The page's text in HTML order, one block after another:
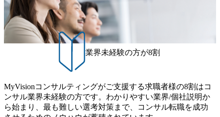
げれば常に新しいテーマのチャレンジ機会を提供している
（ワンプール制） そのため、全体の離職率10％以下、未経
験3年未満の離職率は0％と驚異の定着率を誇る 大手ファー
ムと同水準以上の報酬制度であり、ファーム経験者の場合
は、転職時報酬アップが基本 強く「個人」の成⾧を重視す
るカルチャーであり、昇進に枠もなく、今ならReadyになれ
ば上がれる環境となっている 安定した経営環境の下、コン
できる 豊富な経験を持つコンサル経験者の場合は、自らチ
ームを立ち上げることが可能 裁量をもった営業活動、デリ
バリー活動ができる(スタートアップとの協業、新規ソリュ
残業代をつけさせないといったことはしない DE&Iにおいて
は女性活用や外国人/高齢者/障碍者などさまざまなバックグ
ラウンドを持つメンバーの働く環境を整えている SDGsの推
進にも積極的で、プロボノ支援等を行っている 部活動も活
発で、多くのクラブが立ち上がっており、さまざまな役
職・所属・組織を超えて社員間のネットワーク形成・交流
の場となっている <u>教育・研修プログラムが非常に充実</
番組があり、新卒紹介、会社の七不思議紹介等、規模が大
きくなっていく中で社員同士のつながりを広げる取り組み
もしている 今後の成長戦略として海外展開を見据えてい
業界未経験の方が8割
MyVisionコンサルティングがご支援する求職者様の8割はコ
ンサル業界未経験の方です。わかりやすい業界/個社説明か
ら始まり、最も難しい選考対策まで、コンサル転職を成功